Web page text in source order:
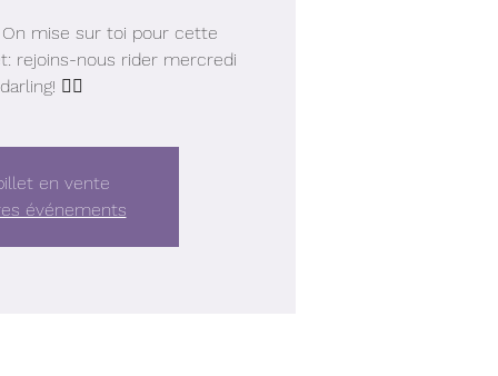
On mise sur toi pour cette
rejoins-nous rider mercredi
❤️‍🔥
en vente
événements